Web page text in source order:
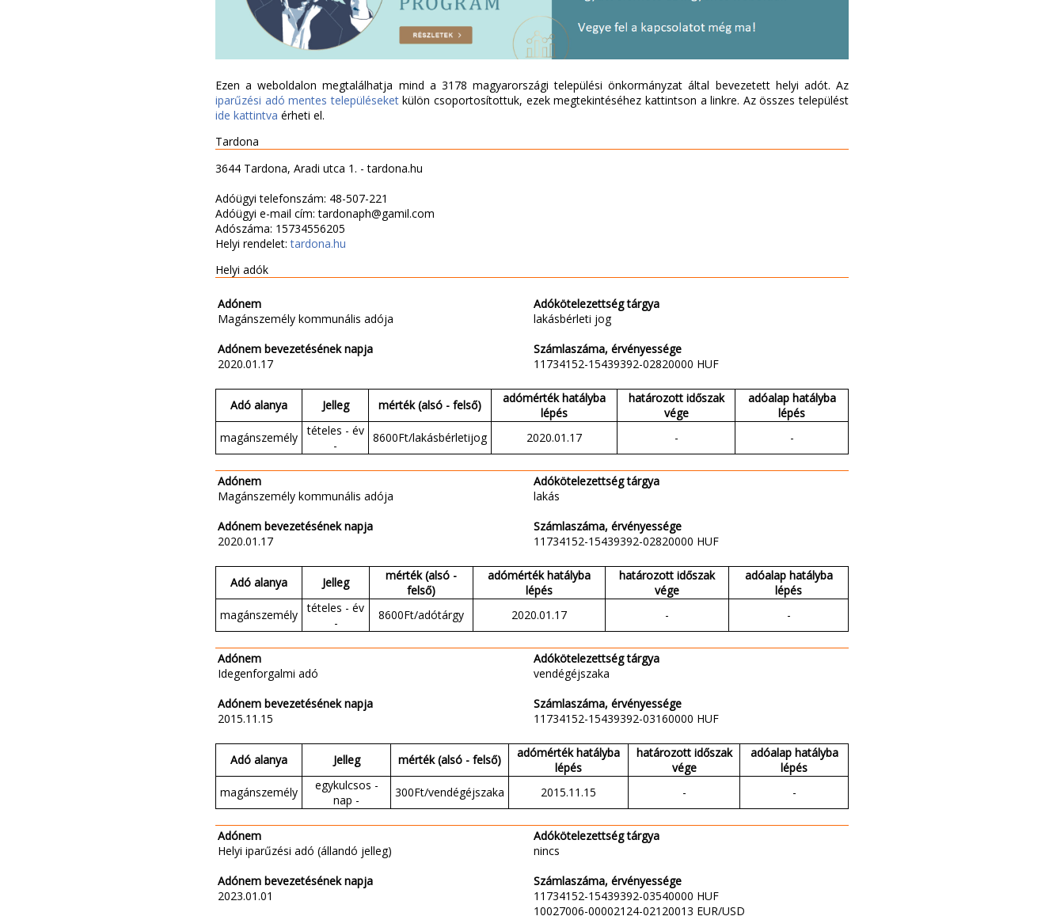
Ezen a weboldalon megtalálhatja mind a 3178 magyarországi települési önkormányzat által bevezetett helyi adót. Az
iparűzési adó mentes településeketkülön csoportosítottuk, ezek megtekintéséhez kattintson a linkre. Az összes települést
ide kattintva érheti el.
Tardona
3644 Tardona, Aradi utca 1. - tardona.hu
Adóügyi telefonszám: 48-507-221
Adóügyi e-mail cím: tardonaph@gamil.com
Adószáma: 15734556205
Helyi rendelet:tardona.hu
Helyi adók
Adónem
Magánszemély kommunális adója
Adónem bevezetésének napja
2020.01.17
Adókötelezettség tárgya
lakásbérleti jog
Számlaszáma, érvényessége
11734152-15439392-02820000 HUF
Adó alanya Jelleg mérték (alsó - felső)
adómérték hatályba
lépés
határozott időszak
vége
adóalap hatályba
lépés
magánszemély
tételes - év
-
8600Ft/lakásbérletijog 2020.01.17 - -
Adónem
Magánszemély kommunális adója
Adónem bevezetésének napja
2020.01.17
Adókötelezettség tárgya
lakás
Számlaszáma, érvényessége
11734152-15439392-02820000 HUF
Adó alanya Jelleg
mérték (alsó -
felső)
adómérték hatályba
lépés
határozott időszak
vége
adóalap hatályba
lépés
magánszemély
tételes - év
-
8600Ft/adótárgy 2020.01.17 - -
Adónem
Idegenforgalmi adó
Adónem bevezetésének napja
2015.11.15
Adókötelezettség tárgya
vendégéjszaka
Számlaszáma, érvényessége
11734152-15439392-03160000 HUF
Adó alanya Jelleg mérték (alsó - felső)
adómérték hatályba
lépés
határozott időszak
vége
adóalap hatályba
lépés
magánszemély
egykulcsos -
nap -
300Ft/vendégéjszaka 2015.11.15 - -
Adónem
Helyi iparűzési adó (állandó jelleg)
Adónem bevezetésének napja
2023.01.01
Adókötelezettség tárgya
nincs
Számlaszáma, érvényessége
11734152-15439392-03540000 HUF
10027006-00002124-02120013 EUR/USD